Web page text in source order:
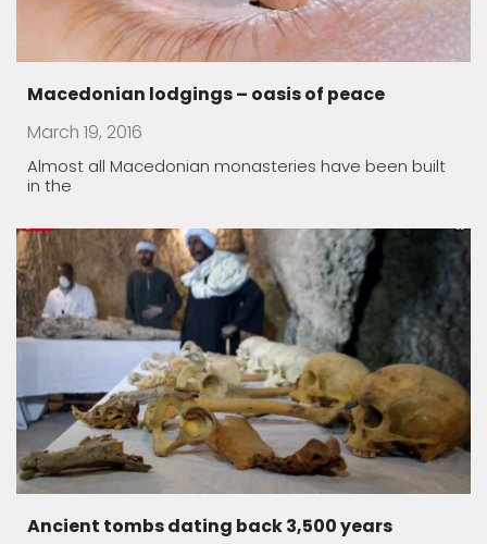
Ancient tombs dating back 3,500 years
discover
December 9, 2017
Egypt on Saturday announced the discovery of two
small